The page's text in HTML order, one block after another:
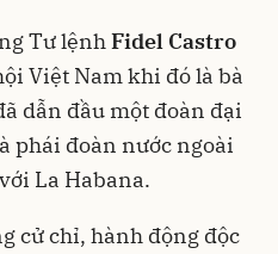
Tư lệnhFidel Castro
Việt Nam khi đó là bà
dẫn đầu một đoàn đại
phái đoàn nước ngoài
La Habana.
cử chỉ, hành động độc